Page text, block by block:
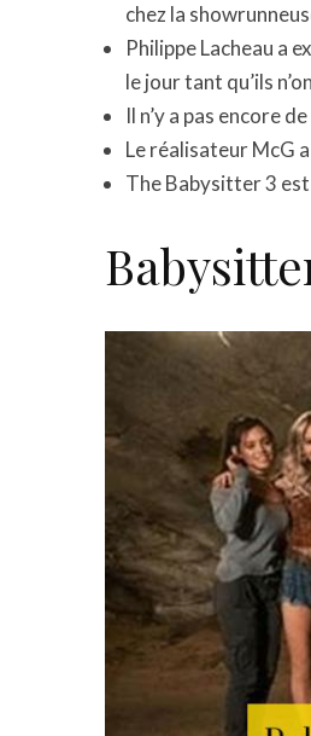
chez la
Philippe Lacheau a
le jour tant qu’ils
Il n’y a pas encore
Le réalisateur McG
The Babysitter 3